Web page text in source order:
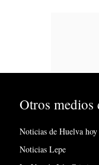
Otros medios
Noticias de Huelva hoy
Noticias Lepe